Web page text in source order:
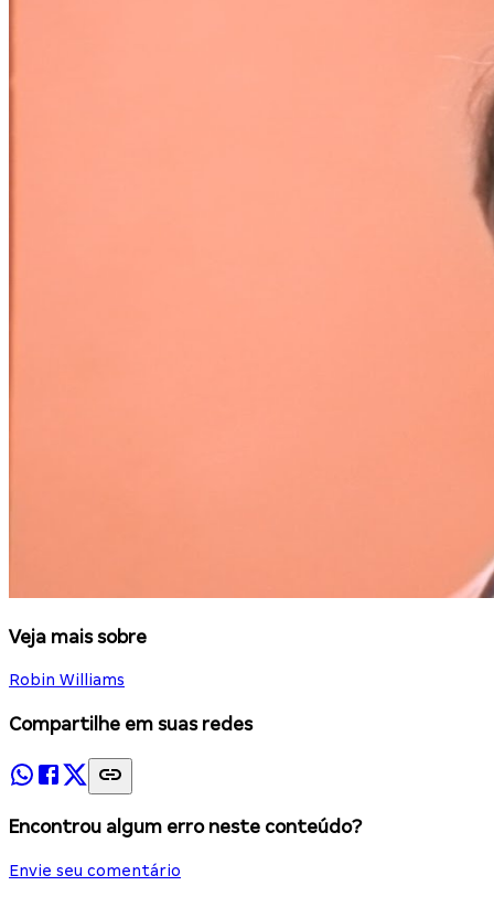
Veja mais sobre
Robin Williams
Compartilhe em suas redes
Encontrou algum erro neste conteúdo?
Envie seu comentário